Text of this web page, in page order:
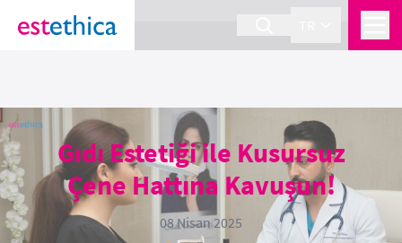
section Service {
Gıdı Estetiği ile Kusursuz
Çene Hattına Kavuşun!
08 Nisan 2025